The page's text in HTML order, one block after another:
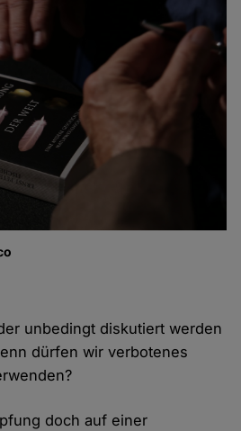
unbedingt diskutiert werden
dürfen wir verbotenes
doch auf einer